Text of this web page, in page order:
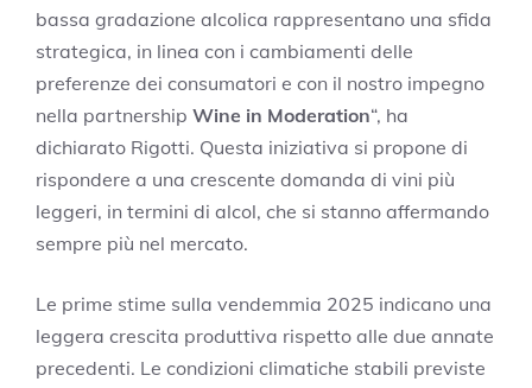
bassa gradazione alcolica rappresentano una sfida
strategica, in linea con i cambiamenti delle
preferenze dei consumatori e con il nostro impegno
nella partnership Wine in Moderation“, ha
dichiarato Rigotti. Questa iniziativa si propone di
rispondere a una crescente domanda di vini più
leggeri, in termini di alcol, che si stanno affermando
sempre più nel mercato.
Le prime stime sulla vendemmia 2025 indicano una
leggera crescita produttiva rispetto alle due annate
precedenti. Le condizioni climatiche stabili previste